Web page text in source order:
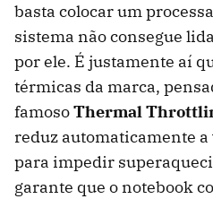
basta colocar um
sistema não consegue
por ele. É justamente aí
térmicas da marca,
famosoThermal
reduz automaticamente
para impedir
garante que o notebook